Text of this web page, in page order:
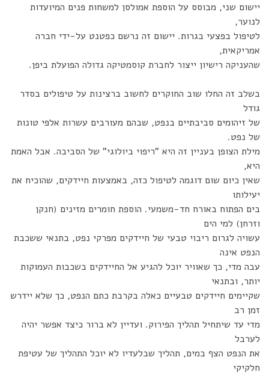
יישום שני, מבוסס על הוספת אמולסן למשחות פנים המיועדות
לנוער,
לטיפול בפצעי בגרות. יישום זה נרשם כפטנט על-ידי חברה
אמריקאית,
שהעניקה רישיון ייצור לחברת קוסמטיקה גדולה הפועלת ביפן.
בשלב זה החלו שוב החוקרים לחשוב ברצינות על טיפולים בסדר
גודל
של זיהומים סביבתיים בנפט, שבהם מעורבים עשרות אלפי טונות
של נפט.
מילת הצופן בעניין זה היא "ריפוי ביולוגי" של הסביבה. אבל האמת
היא,
שאין כיום שום דוגמה לטיפול כזה, באמצעות חיידקים, שהוכיח את
יעילותו
בים הפתוח באורח חד-משמעי. הוספת חומרים מזינים (חנקן
וזרחן) למי הים
עשויה לגרום ריבוי טבעי של חיידקים מפרקי נפט, בתנאי ששכבת
הנפט אינה
עבה מדי, כך שאוויר יוכל להגיע אל החיידקים בשכבות העמוקות
יותר, ובתנאי
שקיימים חיידקים טבעיים כאלה בקרבת כתם הנפט, כך שלא יידרש
זמן רב
מדי עד שיתחיל תהליך הפירוק. ועדיין לא ברור כיצד אפשר יהיה
לערבל
את הנפט הצף במים, תהליך שבלעדיו לא יוכל התהליך של עטיפת
חלקיקי